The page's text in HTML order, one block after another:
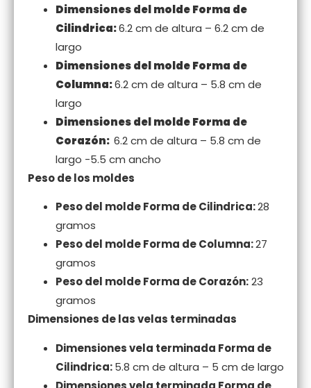
Dimensiones del molde Forma de
Cilindrica:6.2 cm de altura – 6.2 cm de
largo
Dimensiones del molde Forma de
Columna:6.2 cm de altura – 5.8 cm de
largo
Dimensiones del molde Forma de
Corazón: 6.2 cm de altura – 5.8 cm de
largo -5.5 cm ancho
Peso de los moldes
Peso del molde Forma de Cilindrica:28
gramos
Peso del molde Forma de Columna:27
gramos
Peso del molde Forma de Corazón:23
gramos
Dimensiones de las velas terminadas
Dimensiones vela terminada Forma de
Cilindrica:5.8 cm de altura – 5 cm de largo